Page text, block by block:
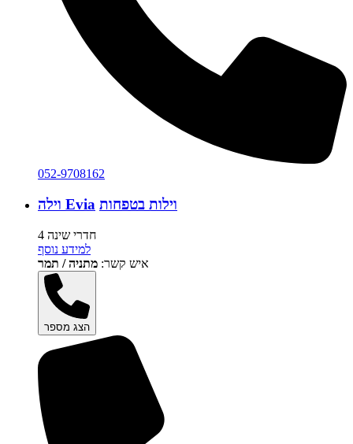
052-9708162
וילה Evia וילות בטפחות
4 חדרי שינה
למידע נוסף
איש קשר: מתניה / תמר
הצג מספר